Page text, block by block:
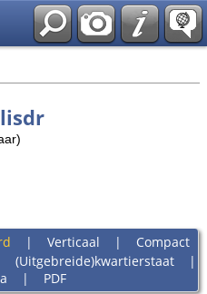
| Verticaal | Compact
(Uitgebreide)kwartierstaat|
| PDF